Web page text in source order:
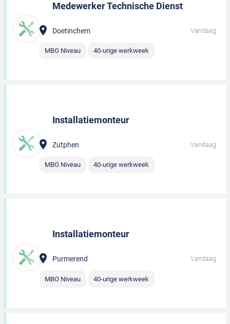
Medewerker Technische Dienst
Doetinchem Vandaag
MBO Niveau 40-urige werkweek
Installatiemonteur
Zutphen Vandaag
MBO Niveau 40-urige werkweek
Installatiemonteur
Purmerend Vandaag
MBO Niveau 40-urige werkweek